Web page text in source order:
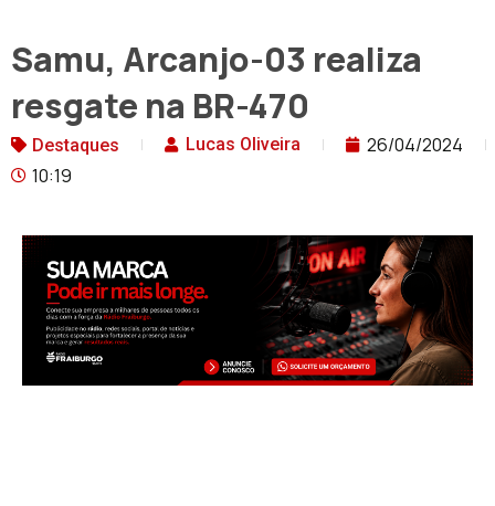
Samu, Arcanjo-03 realiza
resgate na BR-470
Destaques Lucas Oliveira
26/04/2024
10:19